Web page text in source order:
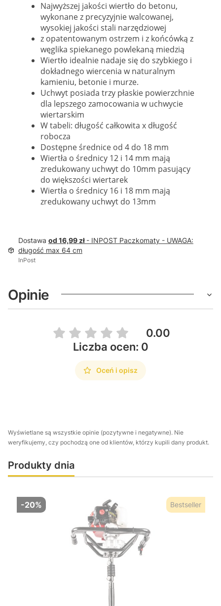
Najwyższej jakości wiertło do betonu,
wykonane z precyzyjnie walcowanej,
wysokiej jakości stali narzędziowej
z opatentowanym ostrzem i z końcówką z
węglika spiekanego powlekaną miedzią
Wiertło idealnie nadaje się do szybkiego i
dokładnego wiercenia w naturalnym
kamieniu, betonie i murze.
Uchwyt posiada trzy płaskie powierzchnie
dla lepszego zamocowania w uchwycie
wiertarskim
W tabeli: długość całkowita x długość
robocza
Dostępne średnice od 4 do 18 mm
Wiertła o średnicy 12 i 14 mm mają
zredukowany uchwyt do 10mm pasujący
do większości wiertarek
Wiertła o średnicy 16 i 18 mm mają
zredukowany uchwyt do 13mm
Dostawa od 16,99 zł - INPOST Paczkomaty - UWAGA:
długość max 64 cm
InPost
Opinie
0.00
Liczba ocen: 0
Oceń i opisz
Wyświetlane są wszystkie opinie (pozytywne i negatywne). Nie
weryfikujemy, czy pochodzą one od klientów, którzy kupili dany produkt.
Produkty dnia
-20% Bestseller